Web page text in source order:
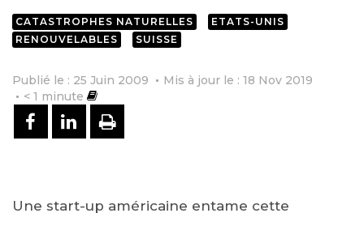
CATASTROPHES NATURELLES
ETATS-UNIS
RENOUVELABLES
SUISSE
Publié le : 25 Juin 2009
Mis à jour le : 18 Nov 2019
< 1 minute
PARTAGER SUR FACEBOOK
PARTAGER SUR LINKEDIN
IMPRIMER
Une start-up américaine entame cette